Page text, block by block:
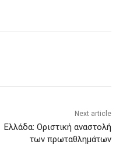
Next article
Ελλάδα: Οριστική αναστολή
των πρωταθλημάτων